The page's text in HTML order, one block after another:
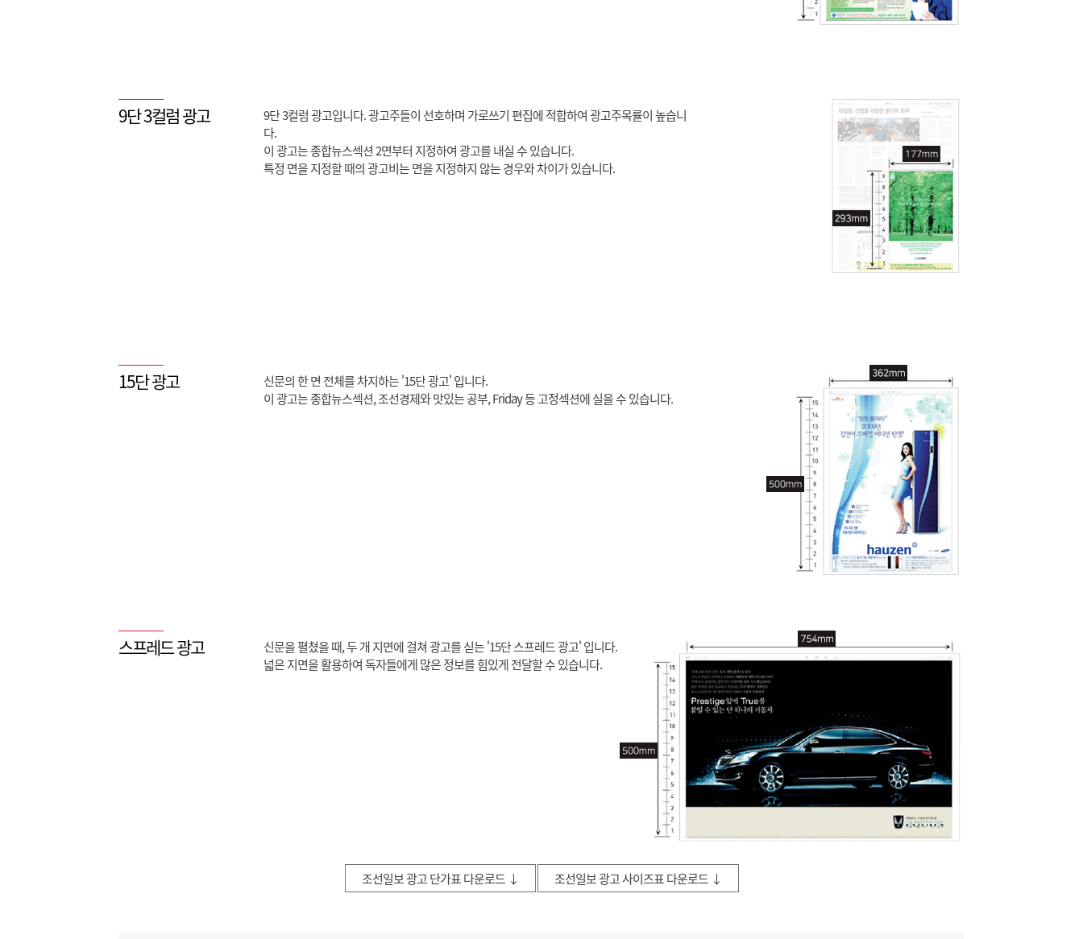
9단 3컬럼 광고
9단 3컬럼 광고입니다. 광고주들이 선호하며 가로쓰기 편집에 적합하여 광고주목률이 높습니
다.
이 광고는 종합뉴스섹션 2면부터 지정하여 광고를 내실 수 있습니다.
특정 면을 지정할 때의 광고비는 면을 지정하지 않는 경우와 차이가 있습니다.
15단 광고
신문의 한 면 전체를 차지하는 '15단 광고' 입니다.
이 광고는 종합뉴스섹션, 조선경제와 맛있는 공부, Friday 등 고정섹션에 실을 수 있습니다.
스프레드 광고
신문을 펼쳤을 때, 두 개 지면에 걸쳐 광고를 싣는 '15단 스프레드 광고' 입니다.
넓은 지면을 활용하여 독자들에게 많은 정보를 힘있게 전달할 수 있습니다.
조선일보 광고 단가표 다운로드 ↓ 조선일보 광고 사이즈표 다운로드 ↓